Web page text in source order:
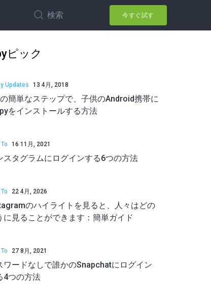
検索 今すぐ試す
ピック
Updates 13 4月, 2018
簡単なステップで、子供のAndroid携帯に
をインストールする方法
16 11月, 2021
スタグラムにログインする6つの方法
22 4月, 2026
のハイライトを見ると、人々はどの
に見ることができます：簡単ガイド
27 8月, 2021
ワードなしで誰かのSnapchatにログイン
4つの方法